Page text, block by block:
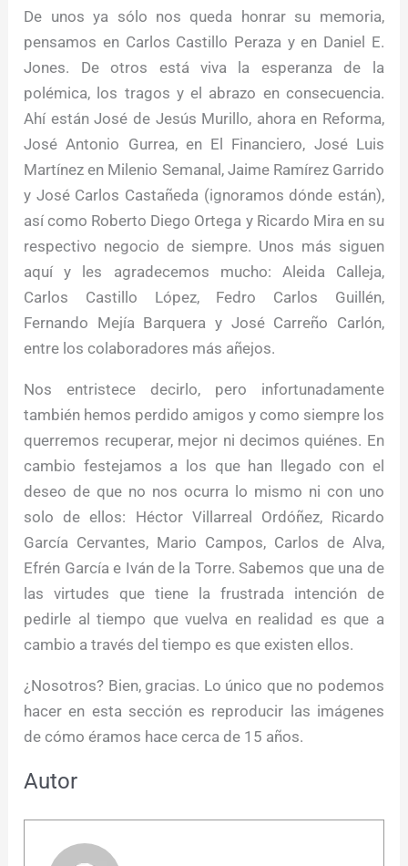
De unos ya sólo nos queda honrar su memoria,
pensamos en Carlos Castillo Peraza y en Daniel E.
Jones. De otros está viva la esperanza de la
polémica, los tragos y el abrazo en consecuencia.
Ahí están José de Jesús Murillo, ahora en Reforma,
José Antonio Gurrea, en El Financiero, José Luis
Martínez en Milenio Semanal, Jaime Ramírez Garrido
y José Carlos Castañeda (ignoramos dónde están),
así como Roberto Diego Ortega y Ricardo Mira en su
respectivo negocio de siempre. Unos más siguen
aquí y les agradecemos mucho: Aleida Calleja,
Carlos Castillo López, Fedro Carlos Guillén,
Fernando Mejía Barquera y José Carreño Carlón,
entre los colaboradores más añejos.
Nos entristece decirlo, pero infortunadamente
también hemos perdido amigos y como siempre los
querremos recuperar, mejor ni decimos quiénes. En
cambio festejamos a los que han llegado con el
deseo de que no nos ocurra lo mismo ni con uno
solo de ellos: Héctor Villarreal Ordóñez, Ricardo
García Cervantes, Mario Campos, Carlos de Alva,
Efrén García e Iván de la Torre. Sabemos que una de
las virtudes que tiene la frustrada intención de
pedirle al tiempo que vuelva en realidad es que a
cambio a través del tiempo es que existen ellos.
¿Nosotros? Bien, gracias. Lo único que no podemos
hacer en esta sección es reproducir las imágenes
de cómo éramos hace cerca de 15 años.
Autor